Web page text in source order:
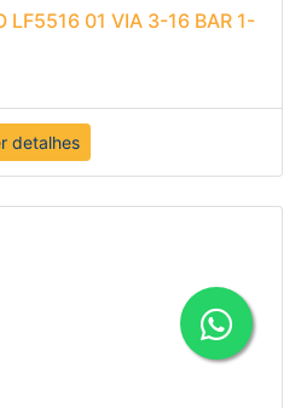
LF5516 01 VIA 3-16 BAR 1-
detalhes